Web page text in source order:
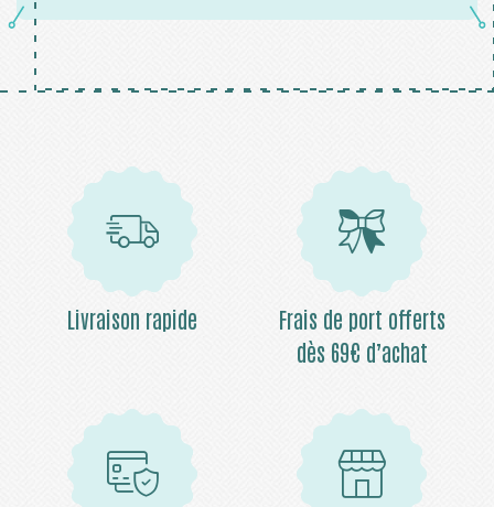
Livraison rapide
Frais de port offerts
dès 69€ d’achat